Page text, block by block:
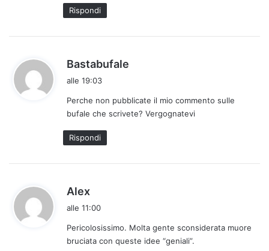
Rispondi
Bastabufale
e
t
alle 19:03
Perche non pubblicate il mio commento sulle
bufale che scrivete? Vergognatevi
Rispondi
Alex
a
e
t
alle 11:00
Pericolosissimo. Molta gente sconsiderata muore
bruciata con queste idee “geniali”.